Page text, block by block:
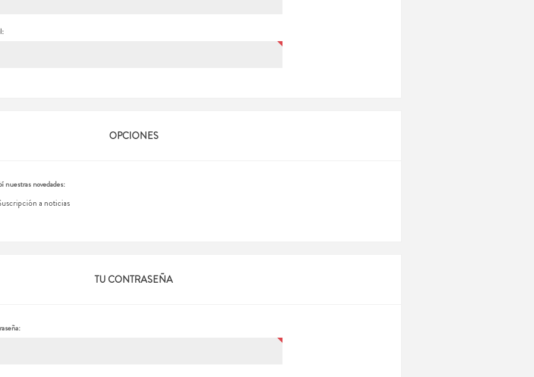
OPCIONES
nuestras novedades:
a noticias
TU CONTRASEÑA